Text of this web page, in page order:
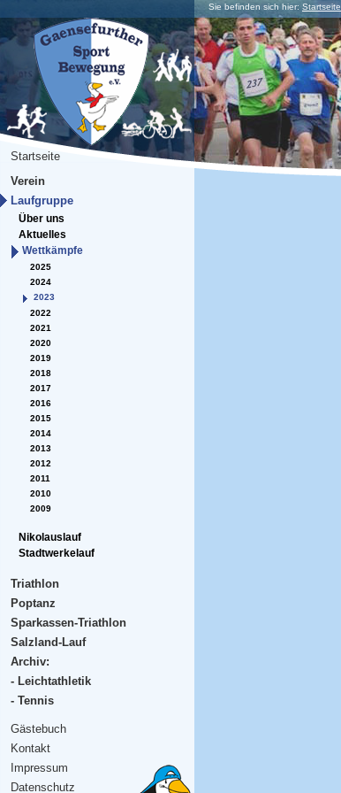
Sie befinden sich hier: Startseite
Startseite
Verein
Laufgruppe
Über uns
Aktuelles
Wettkämpfe
2025
2024
2023
2022
2021
2020
2019
2018
2017
2016
2015
2014
2013
2012
2011
2010
2009
Nikolauslauf
Stadtwerkelauf
Triathlon
Poptanz
Sparkassen-Triathlon
Salzland-Lauf
Archiv:
- Leichtathletik
- Tennis
Gästebuch
Kontakt
Impressum
Datenschutz